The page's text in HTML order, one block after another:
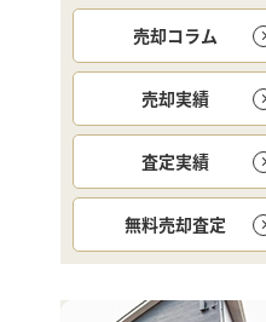
売却コラム
売却実績
査定実績
無料売却査定